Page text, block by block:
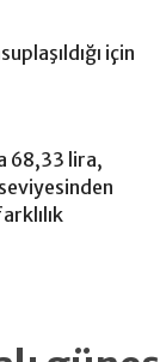
için
68,33 lira,